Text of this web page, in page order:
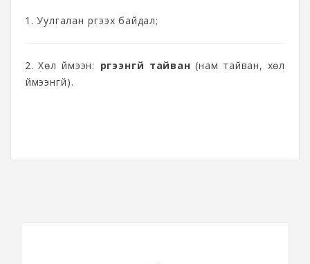
1. Уулгалан үргээх байдал;
2. Хөл үймээн: үргээнгүй тайван (нам тайван, хөл
үймээнгүй).